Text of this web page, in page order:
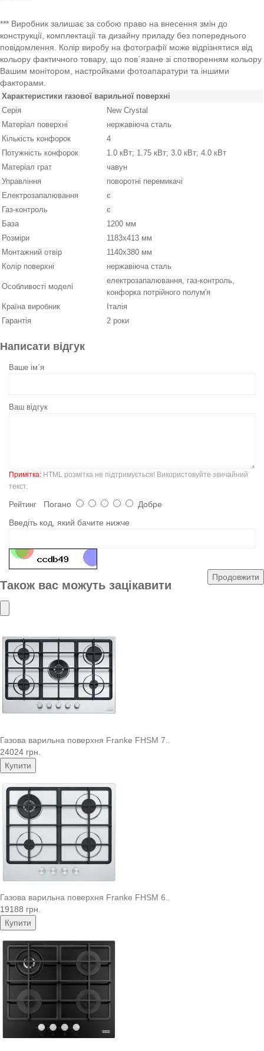
*** Виробник залишає за собою право на внесення змін до
конструкції, комплектації та дизайну приладу без попереднього
повідомлення. Колір виробу на фотографії може відрізнятися від
кольору фактичного товару, що пов`язане зі спотворенням кольору
Вашим монітором, настройками фотоапаратури та іншими
факторами.
Характеристики газової варильної поверхні
Серія
New Crystal
Матеріал поверхні
нержавіюча сталь
Кількість конфорок
4
Потужність конфорок
1.0 кВт; 1.75 кВт; 3.0 кВт; 4.0 кВт
Матеріал грат
чавун
Управління
поворотні перемикачі
Електрозапалювання
є
Газ-контроль
є
База
1200 мм
Розміри
1183х413 мм
Монтажний отвір
1140х380 мм
Колір поверхні
нержавіюча сталь
Особливості моделі
електрозапалювання, газ-контроль,
конфорка потрійного полум'я
Країна виробник
Італія
Гарантія
2 роки
Написати відгук
Ваше ім`я
Ваш відгук
Примітка: HTML розмітка не підтримується! Використовуйте звичайний
текст.
Рейтинг Погано
Добре
Введіть код, який бачите нижче
Продовжити
Також вас можуть зацікавити
Газова варильна поверхня Franke FHSM 7..
24024 грн.
Купити
Газова варильна поверхня Franke FHSM 6..
19188 грн.
Купити